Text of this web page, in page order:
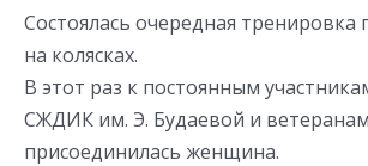
Состоялась очередная тренировка
на колясках.
В этот раз к постоянным
СЖДИК им. Э. Будаевой и
присоединилась женщина.